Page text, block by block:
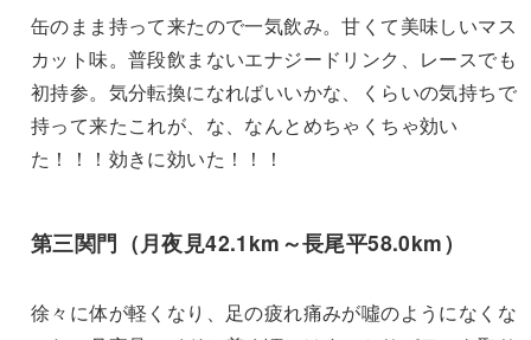
缶のまま持って来たので一気飲み。甘くて美味しいマス
カット味。普段飲まないエナジードリンク、レースでも
初持参。気分転換になればいいかな、くらいの気持ちで
持って来たこれが、な、なんとめちゃくちゃ効い
た！！！効きに効いた！！！
第三関門（月夜見42.1km～長尾平58.0km）
徐々に体が軽くなり、足の疲れ痛みが噓のようになくな